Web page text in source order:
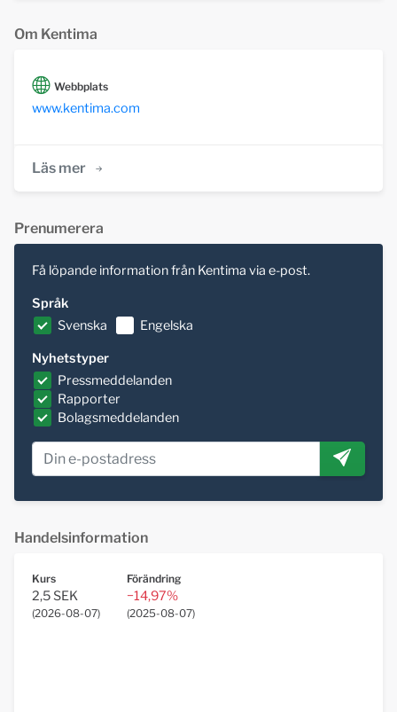
Om Kentima
Webbplats
www.kentima.com
Läs mer
Prenumerera
Få löpande information från Kentima via e-post.
Språk
Svenska
Engelska
Nyhetstyper
Pressmeddelanden
Rapporter
Bolagsmeddelanden
Handelsinformation
Kurs
2,5 SEK
(2026-08-07)
Förändring
−14,97%
(2025-08-07)